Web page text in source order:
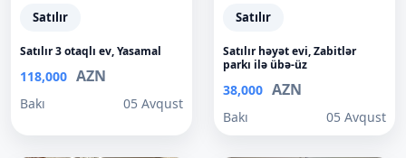
Satılır
Satılır 3 otaqlı ev, Yasamal
118,000 AZN
Bakı 05 Avqust
Satılır
Satılır həyət evi, Zabitlər
parkı ilə übə-üz
38,000 AZN
Bakı 05 Avqust